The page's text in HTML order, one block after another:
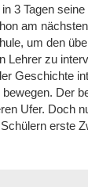
3 Tagen
am
um den
Lehrer zu
Geschichte
Der
Ufer. Doch
erste